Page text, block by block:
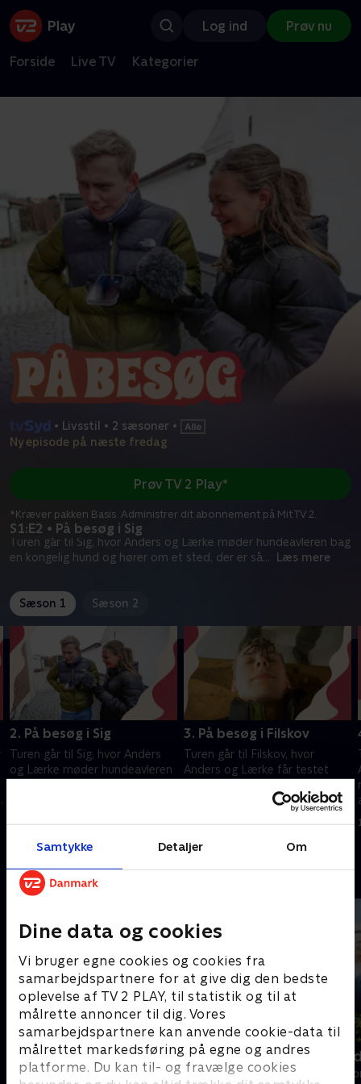
Samtykke Detaljer Om
Dine data og cookies
Vi bruger egne cookies og cookies fra
samarbejdspartnere for at give dig den bedste
oplevelse af TV 2 PLAY, til statistik og til at
målrette annoncer til dig. Vores
samarbejdspartnere kan anvende cookie-data til
målrettet markedsføring på egne og andres
platforme. Du kan til- og fravælge cookies
Log ind Prøv nu
Forside Live TV Kategorier
• Livsstil • 2 sæsoner •
Ny episode på næste fredag
S1:E2 • På besøg i Sig
Turen går til Sig, hvor Anders og Lærke møder hundeavleren bag
en kongelig hund og hører om et sted, der er så... Læs mere
Prøv TV 2 Play*
*Kræver pakken Basis. Administrer dit abonnement på Mit TV 2.
Sæson 1 Sæson 2
2. På besøg i Sig
Turen går til Sig, hvor Anders
og Lærke møder hundeavleren
4. april 2026 • 10 min
3. På besøg i Filskov
Turen går til Filskov, hvor
Anders og Lærke får testet
steroider og får maverne fyldt
hos et ualmindeligt ungt
4. april 2026 • 10 min
Andre så også
Linde på Langeland
Livsstil • 5 sæsoner
To ens -
Livsstil • 2